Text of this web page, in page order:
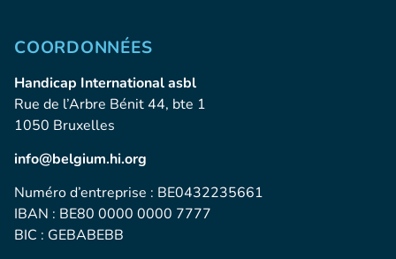
COORDONNÉES
Handicap International asbl
Rue de l’Arbre Bénit 44, bte 1
1050 Bruxelles
info@belgium.hi.org
Numéro d’entreprise : BE0432235661
IBAN : BE80 0000 0000 7777
BIC : GEBABEBB